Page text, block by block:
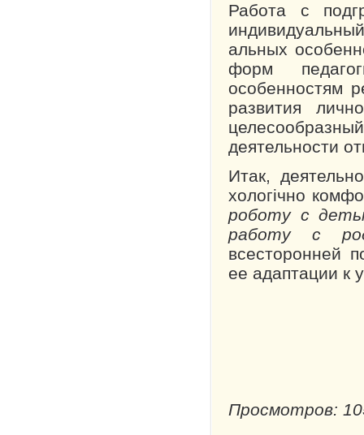
Работа с
альных
форм
особенностям
развития
деятельности
Итак,
хологічно
ро­боту с
работу с
всесторонней
ее адаптации к
Просмотров: